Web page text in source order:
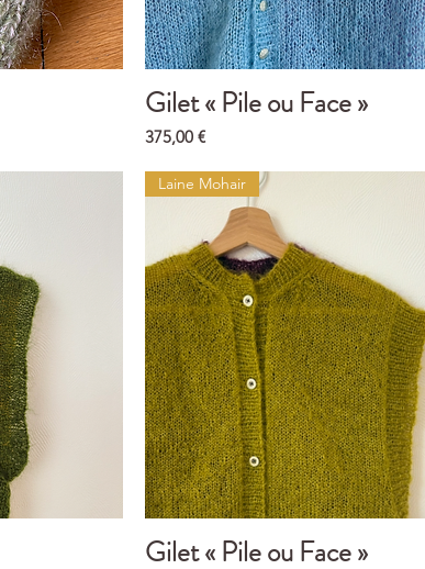
Aperçu rapide
Gilet « Pile ou Face »
Prix
375,00 €
Aperçu rapide
Laine Mohair
Gilet « Pile ou Face »